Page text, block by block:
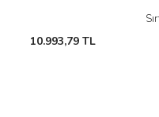
10.993,79 TL